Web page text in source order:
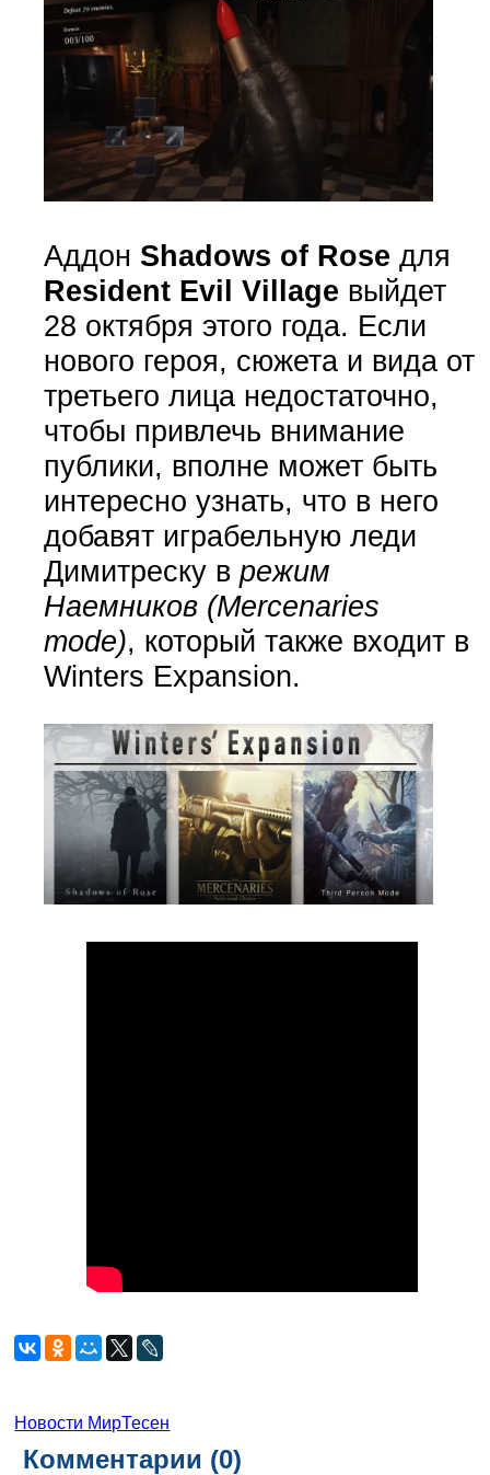
Аддон Shadows of Rose для
Resident Evil Village выйдет
28 октября этого года. Если
нового героя, сюжета и вида от
третьего лица недостаточно,
чтобы привлечь внимание
публики, вполне может быть
интересно узнать, что в него
добавят играбельную леди
Димитреску в режим
Наемников (Mercenaries
mode), который также входит в
Winters Expansion.
Новости МирТесен
Комментарии (0)